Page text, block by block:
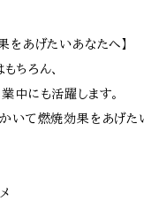
をあげたいあなたへ】
ちろん、
中にも活躍します。
いて燃焼効果をあげた